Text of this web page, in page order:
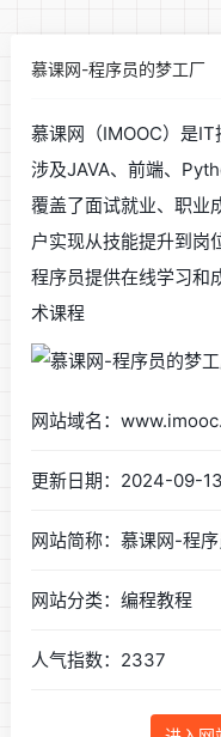
慕课网-程序员的梦工厂
慕课网（IMOOC）是
涉及JAVA、前端、
覆盖了面试就业、职业
户实现从技能提升到岗
程序员提供在线学习和
术课程
网站域名：
更新日期：2024-09-13
网站简称：慕课网-程
网站分类：编程教程
人气指数：2337